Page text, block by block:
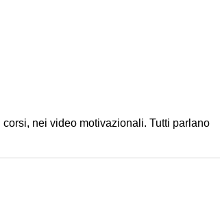
nei video motivazionali. Tutti parlano